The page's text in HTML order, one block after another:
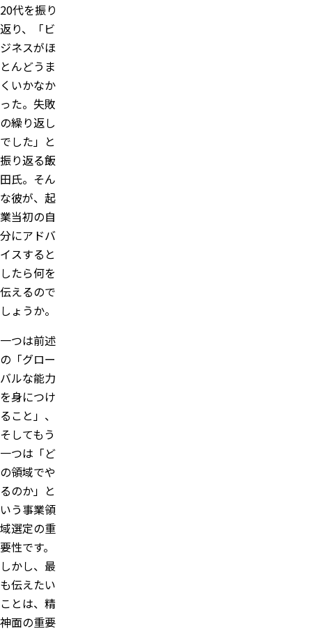
20代を振り
返り、「ビ
ジネスがほ
とんどうま
くいかなか
った。失敗
の繰り返し
でした」と
振り返る飯
田氏。そん
な彼が、起
業当初の自
分にアドバ
イスすると
したら何を
伝えるので
しょうか。
一つは前述
の「グロー
バルな能力
を身につけ
ること」、
そしてもう
一つは「ど
の領域でや
るのか」と
いう事業領
域選定の重
要性です。
しかし、最
も伝えたい
ことは、精
神面の重要